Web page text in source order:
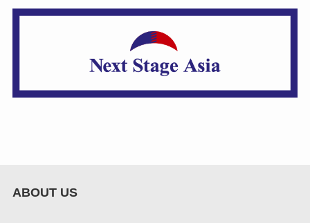
ABOUT US